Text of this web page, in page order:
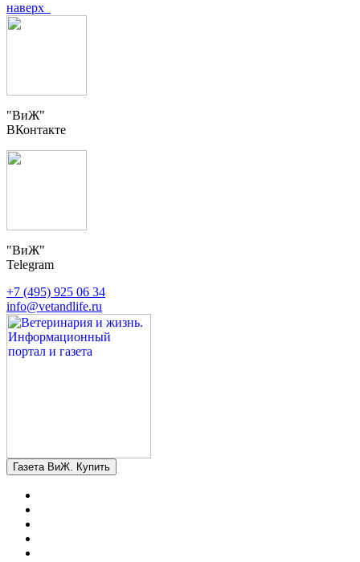
наверх
"ВиЖ"
ВКонтакте
"ВиЖ"
Telegram
+7 (495) 925 06 34
info@vetandlife.ru
Газета ВиЖ. Купить